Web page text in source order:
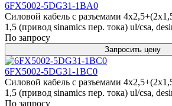
6FX5002-5DG31-1BA0
Силовой кабель с разъемами
1,5 (привод sinamics пер. тока) ul/csa,
По запросу
Запросить цену
6FX5002-5DG31-1BC0
Силовой кабель с разъемами
1,5 (привод sinamics пер. тока) ul/csa,
По запросу